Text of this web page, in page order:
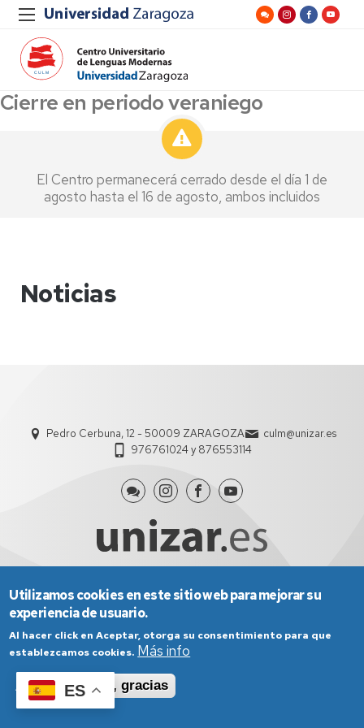
ES
Cierre en periodo veraniego
El Centro permanecerá cerrado desde el día 1 de
agosto hasta el 16 de agosto, ambos incluidos
Noticias
Pedro Cerbuna, 12 - 50009 ZARAGOZA
culm@unizar.es
976761024 y 876553114
Aviso Legal
Condiciones generales de uso
Política de Privacidad
Política de Accesibilidad
Utilizamos cookies en este sitio web para mejorar su
experiencia de usuario.
Al hacer click en Aceptar, otorga su consentimiento para que
establezcamos cookies. Más info
Aceptar
No, gracias